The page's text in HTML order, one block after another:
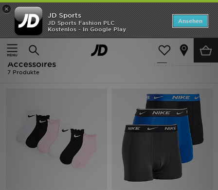
×
JD Sports
JD Sports Fashion PLC
Kostenlos - In Google Play
Ansehen
Home
Kinder Kinder Accessoires
Verfeinern
Kinder - Mehrfarbig Nike Kinder
Accessoires
7 Produkte
ANGEBOTE
Neuheiten
Herren
Bestsellers